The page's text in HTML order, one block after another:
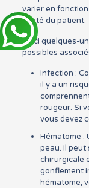
varier en
santé du patient.
Voici quelques-
possibles
Infection :
il y a un
rougeur. Si
vous devez
Hématome :
peau. Il
chirurgicale
gonflement
hématome,